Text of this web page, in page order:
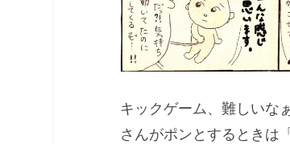
キックゲーム、難しいな
さんがポンとするときは